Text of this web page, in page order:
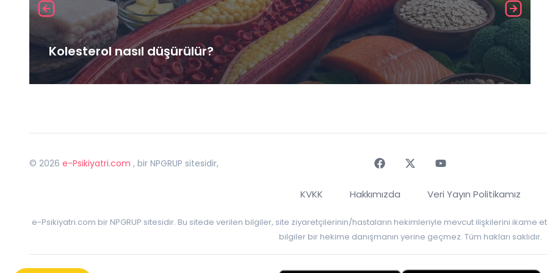
Kolesterol nasıl düşürülür?
© 2026 e-Psikiyatri.com , bir NPGRUP sitesidir,
KVKK Hakkımızda Veri Yayın Politikamız
e-Psikiyatri.com bir NPGRUP sitesidir. Bu sitede verilen bilgiler, site ziyaretçilerinin/hastaların hekimleriyle mevcut ilişkilerini ikame
bilgiler bir hekime danışmanın yerine geçmez. Tüm hakları saklıdır.